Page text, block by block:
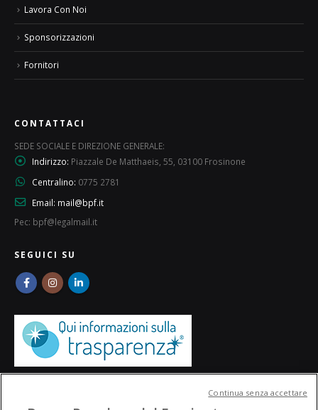
Lavora Con Noi
Sponsorizzazioni
Fornitori
CONTATTACI
SEDE SOCIALE E DIREZIONE GENERALE:
Indirizzo: Piazzale De Matthaeis, 55, 03100 Frosinone
Centralino: 0775 2781
Email: mail@bpf.it
Pec: bpf@legalmail.it
SEGUICI SU
Continua senza accettare